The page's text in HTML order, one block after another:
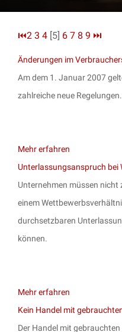
⏮2 3 4 [5] 6 7 8 9 ⏭
Änderungen im
Am dem 1. Januar 2007
zahlreiche neue Regelungen.
Mehr erfahren
Unterlassungsanspruch bei
Unternehmen müssen nicht
einem
durchsetzbaren
können.
Mehr erfahren
Kein Handel mit
Der Handel mit